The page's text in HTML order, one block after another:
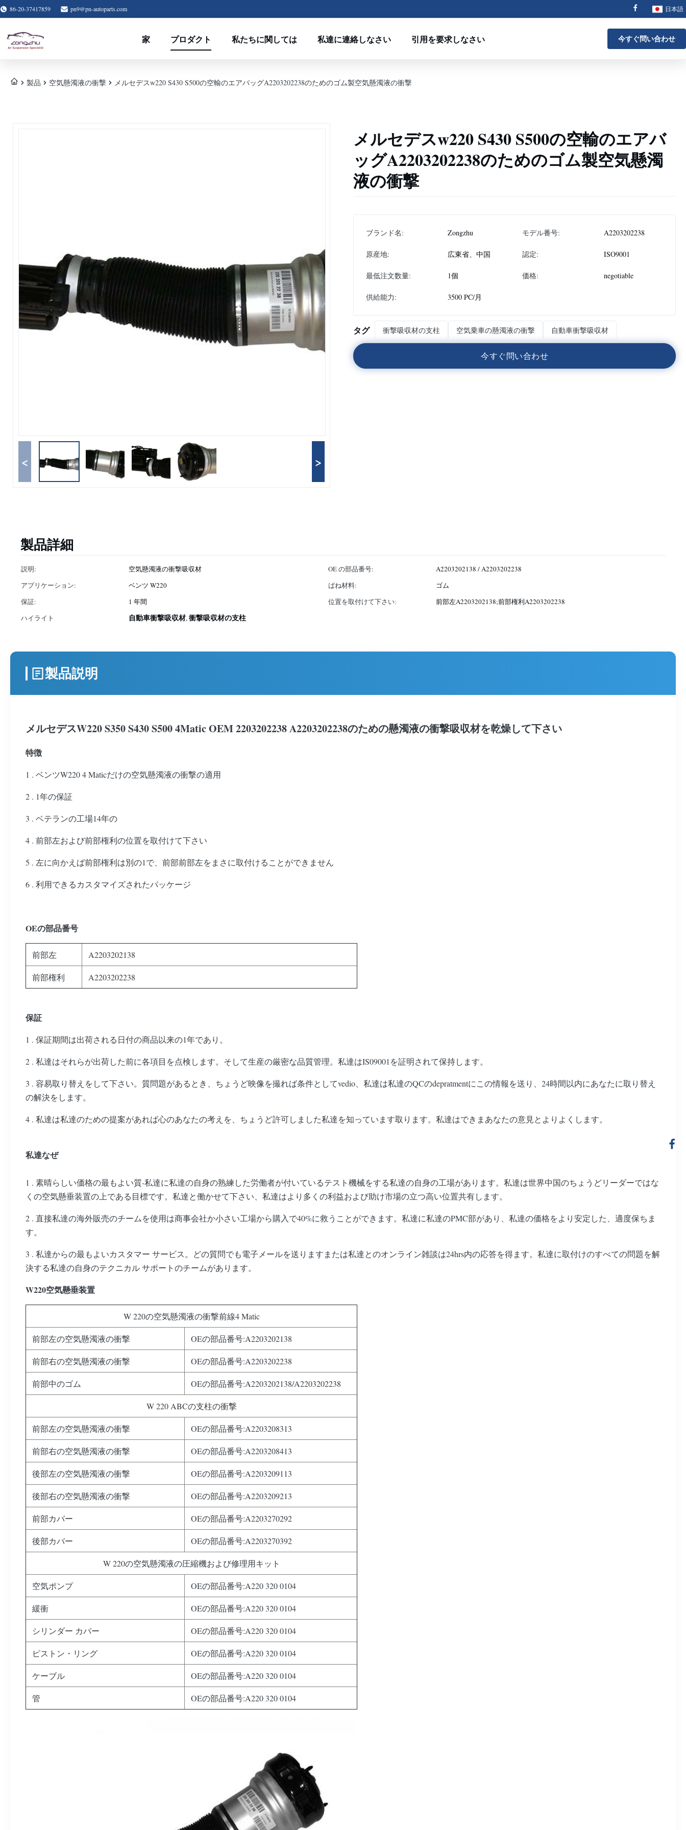
86-20-37417859 pn9@pn-autoparts.com 日本語
家 プロダクト 私たちに関しては 私達に連絡しなさい 引用を要求しなさい 今すぐ問い合わせ
製品 空気懸濁液の衝撃 メルセデスw220 S430 S500の空輸のエアバッグA2203202238のためのゴム製空気懸濁液の衝撃
< >
メルセデスw220 S430 S500の空輸のエアバ
ッグA2203202238のためのゴム製空気懸濁
液の衝撃
ブランド名: Zongzhu モデル番号: A2203202238
原産地: 広東省、中国 認定: ISO9001
最低注文数量: 1個 価格: negotiable
供給能力: 3500 PC/月
タグ 衝撃吸収材の支柱 空気乗車の懸濁液の衝撃 自動車衝撃吸収材
今すぐ問い合わせ
製品詳細
説明: 空気懸濁液の衝撃吸収材 OE の部品番号:
A2203202138 / A2203202238
アプリケーション:
ベンツ W220 ばね材料:
ゴム
保証:
1 年間 位置を取付けて下さい:
前部左A2203202138;前部権利A2203202238
ハイライト
自動車衝撃吸収材,衝撃吸収材の支柱
製品説明
メルセデスW220 S350 S430 S500 4Matic OEM 2203202238 A2203202238のための懸濁液の衝撃吸収材を乾燥して下さい
特徴
1 . ベンツW220 4 Maticだけの空気懸濁液の衝撃の適用
2 . 1年の保証
3 . ベテランの工場14年の
4 . 前部左および前部権利の位置を取付けて下さい
5 . 左に向かえば前部権利は別の1で、前部前部左をまさに取付けることができません
6 . 利用できるカスタマイズされたパッケージ
OEの部品番号
前部左 A2203202138
前部権利 A2203202238
保証
1 . 保証期間は出荷される日付の商品以来の1年であり。
2 . 私達はそれらが出荷した前に各項目を点検します。そして生産の厳密な品質管理。私達はIS09001を証明されて保持します。
3 . 容易取り替えをして下さい。質問題があるとき、ちょうど映像を撮れば条件としてvedio、私達は私達のQCのdepratmentにこの情報を送り、24時間以内にあなたに取り替え
の解決をします。
4 . 私達は私達のための提案があれば心のあなたの考えを、ちょうど許可しました私達を知っています取ります。私達はできまあなたの意見とよりよくします。
私達なぜ
1 . 素晴らしい価格の最もよい質-私達に私達の自身の熟練した労働者が付いているテスト機械をする私達の自身の工場があります。私達は世界中国のちょうどリーダーではな
くの空気懸垂装置の上である目標です。私達と働かせて下さい、私達はより多くの利益および助け市場の立つ高い位置共有します。
2 . 直接私達の海外販売のチームを使用は商事会社か小さい工場から購入で40%に救うことができます。私達に私達のPMC部があり、私達の価格をより安定した、適度保ちま
す。
3 . 私達からの最もよいカスタマー サービス。どの質問でも電子メールを送りますまたは私達とのオンライン雑談は24hrs内の応答を得ます。私達に取付けのすべての問題を解
決する私達の自身のテクニカル サポートのチームがあります。
W220空気懸垂装置
W 220の空気懸濁液の衝撃前線4 Matic
前部左の空気懸濁液の衝撃 OEの部品番号:A2203202138
前部右の空気懸濁液の衝撃 OEの部品番号:A2203202238
前部中のゴム OEの部品番号:A2203202138/A2203202238
W 220 ABCの支柱の衝撃
前部左の空気懸濁液の衝撃 OEの部品番号:A2203208313
前部右の空気懸濁液の衝撃 OEの部品番号:A2203208413
後部左の空気懸濁液の衝撃 OEの部品番号:A2203209113
後部右の空気懸濁液の衝撃 OEの部品番号:A2203209213
前部カバー OEの部品番号:A2203270292
後部カバー OEの部品番号:A2203270392
W 220の空気懸濁液の圧縮機および修理用キット
空気ポンプ OEの部品番号:A220 320 0104
緩衝 OEの部品番号:A220 320 0104
シリンダー カバー OEの部品番号:A220 320 0104
ピストン・リング OEの部品番号:A220 320 0104
ケーブル OEの部品番号:A220 320 0104
管 OEの部品番号:A220 320 0104